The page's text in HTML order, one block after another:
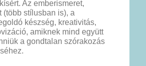
Az emberismeret,
(több stílusban is), a
készség, kreativitás,
amiknek mind együtt
a gondtalan szórakozás